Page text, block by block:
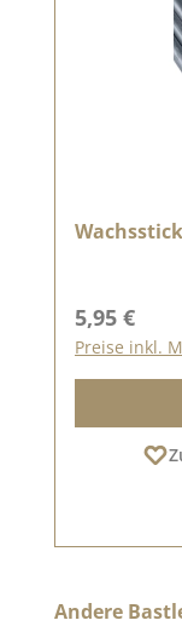
Regulärer
5,95 €
Preise inkl.
Produktgalerie
Andere